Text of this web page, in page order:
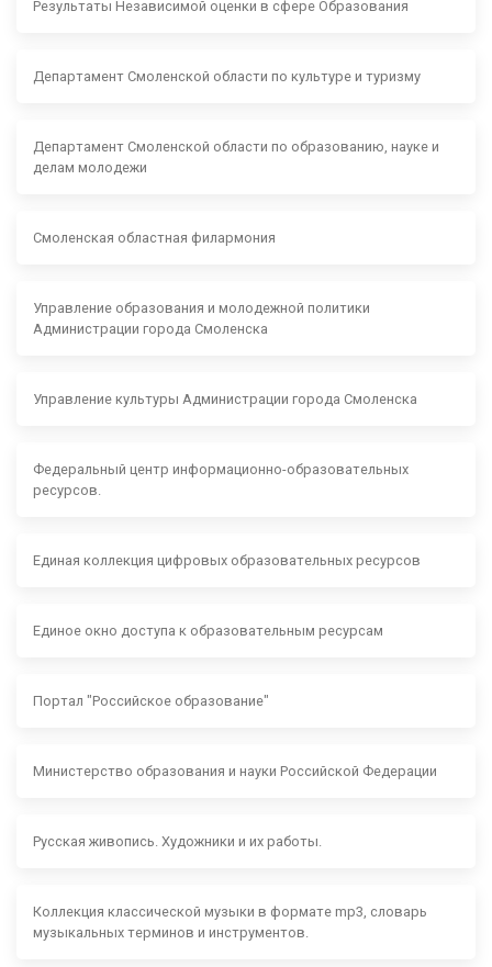
Результаты Независимой оценки в сфере Образования
Департамент Смоленской области по культуре и туризму
Департамент Смоленской области по образованию, науке и
делам молодежи
Смоленская областная филармония
Управление образования и молодежной политики
Администрации города Смоленска
Управление культуры Администрации города Смоленска
Федеральный центр информационно-образовательных
ресурсов.
Единая коллекция цифровых образовательных ресурсов
Единое окно доступа к образовательным ресурсам
Портал "Российское образование"
Министерство образования и науки Российской Федерации
Русская живопись. Художники и их работы.
Коллекция классической музыки в формате mp3, словарь
музыкальных терминов и инструментов.